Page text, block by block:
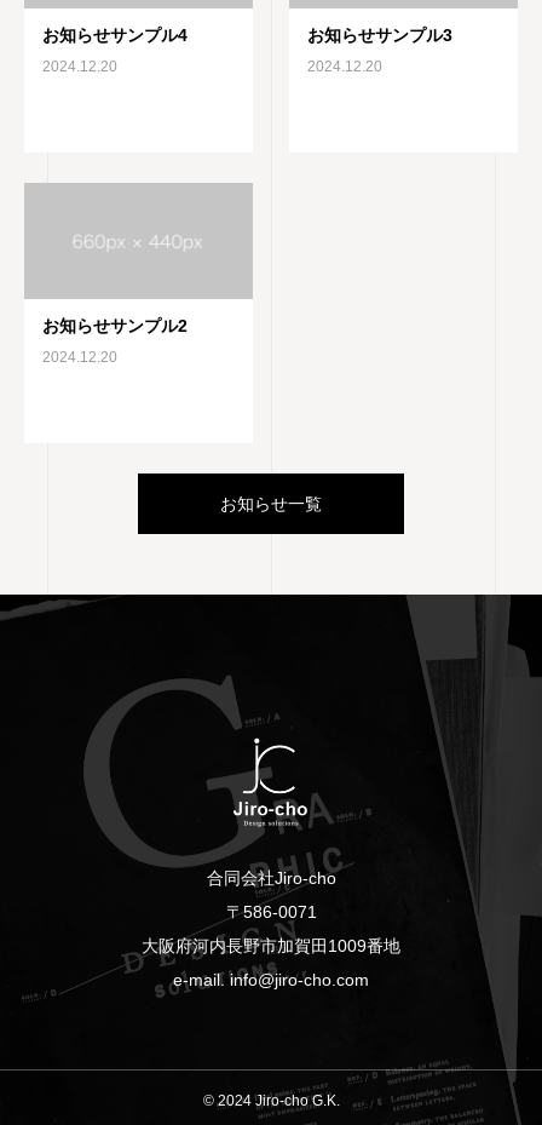
お知らせサンプル4
2024.12.20
お知らせサンプル3
2024.12.20
お知らせサンプル2
2024.12.20
お知らせ一覧
合同会社Jiro-cho
〒586-0071
大阪府河内長野市加賀田1009番地
e-mail. info@jiro-cho.com
© 2024 Jiro-cho G.K.